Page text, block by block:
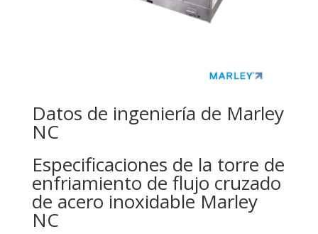
Datos de ingeniería de Marley
NC
Especificaciones de la torre de
enfriamiento de flujo cruzado
de acero inoxidable Marley
NC